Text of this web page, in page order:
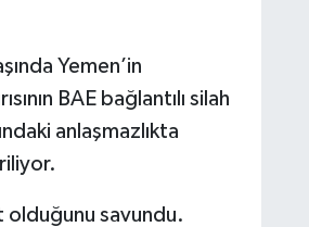
Yemen’in
BAE bağlantılı silah
anlaşmazlıkta
olduğunu savundu.